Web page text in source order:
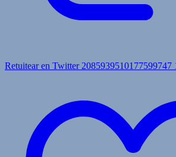
Retuitear en Twitter 2085939510177599747